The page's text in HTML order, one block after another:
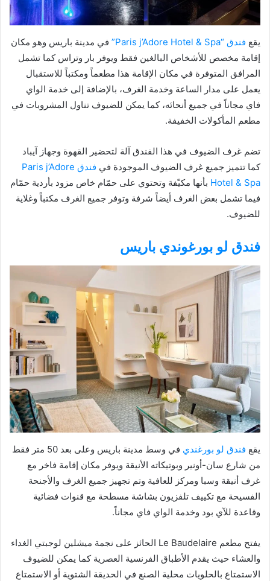
يقع فندق “Paris j’Adore Hotel & Spa”
في مدينة باريس وهو مكان
إقامة مخصص للأشخاص البالغين فقط ويوفر بار وتراس كما تشمل
المرافق المتوفرة في مكان الإقامة هذا مطعماً ومكتباً للاستقبال
يعمل على مدار الساعة وخدمة الغرف، بالإضافة إلى خدمة الواي
فاي مجاناً في جميع أنحائه، كما يمكن للضيوف تناول المشروبات في
مطعم المأكولات الخفيفة.
تضم غرف الضيوف في هذا الفندق آلة لتحضير القهوة وجهاز آيباد
كما تتميز جميع غرف الضيوف الموجودة في
فندق Paris j’Adore
Hotel & Spa بأنها مكيّفة وتحتوي على حمّام خاص مزود بأردية حمّام
فيما تشمل بعض الغرف أيضاً شرفة وتوفر جميع الغرف مكتباً وغلاية
للضيوف.
فندق لو بورغوندي باريس
يقع فندق لو بورغندي
في وسط مدينة باريس وعلى بعد 50 متر فقط
من شارع سان-أونير وبوتيكاته الأنيقة ويوفر مكان إقامة فاخر مع
غرف أنيقة وسبا ومركز للعافية وتم تجهيز جميع الغرف والأجنحة
الفسيحة مع تكييف تلفزيون بشاشة مسطحة مع قنوات فضائية
وقاعدة للآي بود وخدمة الواي فاي مجاناً.
يفتح مطعم Le Baudelaire الحائز على نجمة ميشلين لوجبتي الغداء
والعشاء حيث يقدم الأطباق الفرنسية العصرية كما يمكن للضيوف
الاستمتاع بالحلويات محلية الصنع في الحديقة الشتوية أو الاستمتاع